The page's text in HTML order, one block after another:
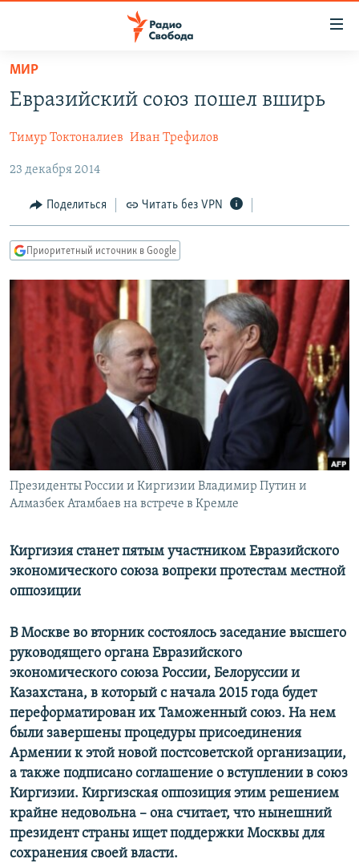
упрощенного
доступа
содержанию
Вернутся
главной
навигации
Вернутся
ПОДКАСТЫ
АВТОРСКИЕ ПРОЕКТЫ
ЦИТАТЫ СВОБОДЫ
МНЕНИЯ
КУЛЬТУРА
IDEL.РЕАЛИИ
КАВКАЗ.РЕАЛИИ
СЕВЕР.РЕАЛИИ
СИБИРЬ.РЕАЛИИ
РАСПИСАНИЕ ВЕЩАНИЯ
ПОДПИШИТЕСЬ НА РАССЫЛКУ
СОЦИАЛЬНЫЕ СЕТИ
Все сайты РСЕ/РС
МИР
Евразийский союз пошел вширь
Тимур Токтоналиев Иван Трефилов
23 декабря 2014
Поделиться Читать без VPN
Приоритетный источник в Google
Президенты России и Киргизии Владимир Путин и
Алмазбек Атамбаев на встрече в Кремле
Киргизия станет пятым участником Евразийского
экономического союза вопреки протестам местной
оппозиции
В Москве во вторник состоялось заседание высшего
руководящего органа Евразийского
экономического союза России, Белоруссии и
Казахстана, в который с начала 2015 года будет
переформатирован их Таможенный союз. На нем
были завершены процедуры присоединения
Армении к этой новой постсоветской организации,
а также подписано соглашение о вступлении в союз
Киргизии. Киргизская оппозиция этим решением
крайне недовольна – она считает, что нынешний
президент страны ищет поддержки Москвы для
сохранения своей власти.